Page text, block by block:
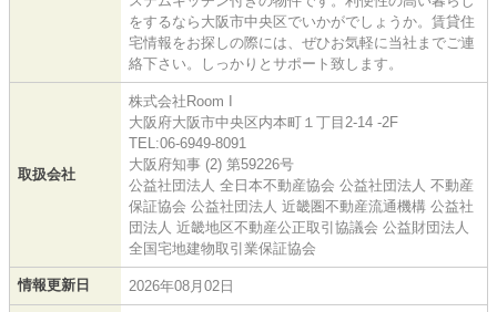
をするなら大阪市中央区でいかがでしょうか。賃貸住
宅情報をお探しの際には、ぜひお気軽に当社までご連
絡下さい。しっかりとサポート致します。
取扱会社
株式会社Room I
大阪府大阪市中央区内本町１丁目2-14 -2F
TEL:06-6949-8091
大阪府知事 (2) 第59226号
公益社団法人 全日本不動産協会 公益社団法人 不動産
保証協会 公益社団法人 近畿圏不動産流通機構 公益社
団法人 近畿地区不動産公正取引協議会 公益財団法人
全国宅地建物取引業保証協会
情報更新日 2026年08月02日